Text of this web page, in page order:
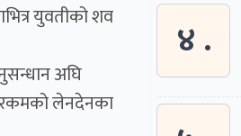
युवतीको शव
अघि
रकमको लेनदेनका
४ .